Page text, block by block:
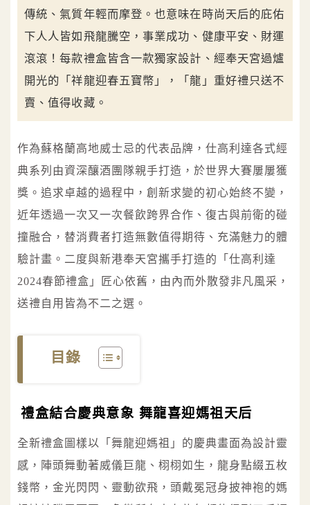
傳統、氣質年輕而摩登。也意味在時尚天后的庇佑
下人人皆如飛龍騰空，事業成功、健康平安、財運
滾滾！每款禮盒皆含一款獨家設計、經奉天宮過爐
開光的「祥龍迎春五寶幣」，「龍」重好禮只送不
賣、值得收藏。
作為蘇格蘭高地威士忌的代表品牌，仕高利達各式經
典系列由資深釀酒團隊親手打造，於世界大賽屢屢獲
獎。追求卓越的過程中，創新求變的初心始終不變，
近年透過一次又一次餐飲跨界合作、復古與前衛的碰
撞融合，替消費者打造無數值得期待、充滿魅力的體
驗計畫。二度與新港奉天宮攜手打造的「仕高利達
2024春節禮盒」匠心依舊，由內而外散發非凡風采，
送禮自用皆為不二之選。
目錄
禮盒結合慶典意象 舞龍喜迎媽祖天后
全新禮盒圖樣以「舞龍迎媽祖」的慶典畫面為設計靈
感，陣頭舞動著威儀巨龍、栩栩如生，龍身點綴五枚
錢幣，金光閃閃、靈動欲飛，頭戴冕冠身披神袍的媽